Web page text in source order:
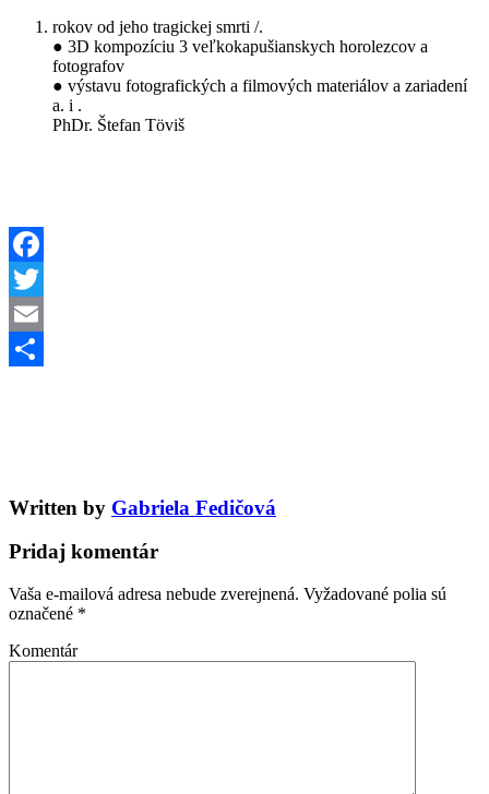
rokov od jeho tragickej smrti /.
● 3D kompozíciu 3 veľkokapušianskych horolezcov a
fotografov
● výstavu fotografických a filmových materiálov a zariadení
a. i .
PhDr. Štefan Töviš
Facebook
Twitter
Email
Written by Gabriela Fedičová
Pridaj komentár
Vaša e-mailová adresa nebude zverejnená. Vyžadované polia sú
označené *
Komentár